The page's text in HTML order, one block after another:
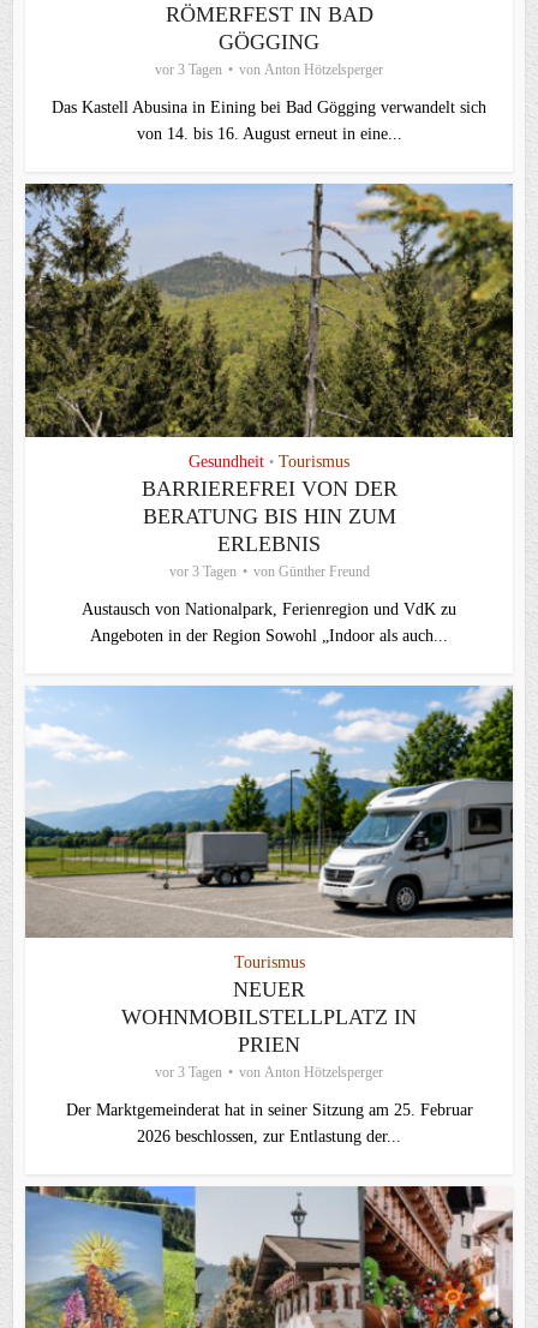
ÖMERFEST IN BAD G
ÖGGING
vor 3 Tagen von Anton Hötzelsperger
Das Kastell Abusina in Eining bei Bad Gögging verwandelt sich
von 14. bis 16. August erneut in eine...
Gesundheit • Tourismus
BARRIEREFREI VON DER
BERATUNG BIS HIN ZUM
ERLEBNIS
vor 3 Tagen von Günther Freund
Austausch von Nationalpark, Ferienregion und VdK zu
Angeboten in der Region Sowohl „Indoor als auch...
Tourismus
NEUER
WOHNMOBILSTELLPLATZ IN
PRIEN
vor 3 Tagen von Anton Hötzelsperger
Der Marktgemeinderat hat in seiner Sitzung am 25. Februar
2026 beschlossen, zur Entlastung der...